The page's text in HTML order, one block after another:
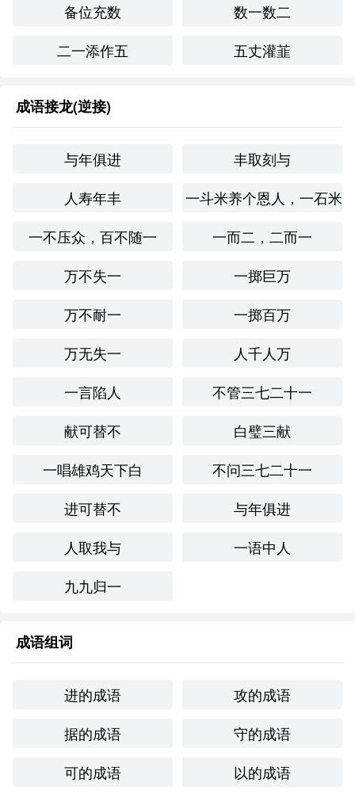
备位充数
数一数二
二一添作五
五丈灌韮
成语接龙(逆接)
与年俱进
丰取刻与
人寿年丰
一斗米养个恩人，一石米
一不压众，百不随一
一而二，二而一
万不失一
一掷巨万
万不耐一
一掷百万
万无失一
人千人万
一言陷人
不管三七二十一
献可替不
白璧三献
一唱雄鸡天下白
不问三七二十一
进可替不
与年俱进
人取我与
一语中人
九九归一
成语组词
进的成语
攻的成语
据的成语
守的成语
可的成语
以的成语